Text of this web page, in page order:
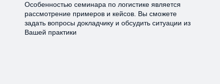
Особенностью семинара по логистике является
рассмотрение примеров и кейсов. Вы сможете
задать вопросы докладчику и обсудить ситуации из
Вашей практики